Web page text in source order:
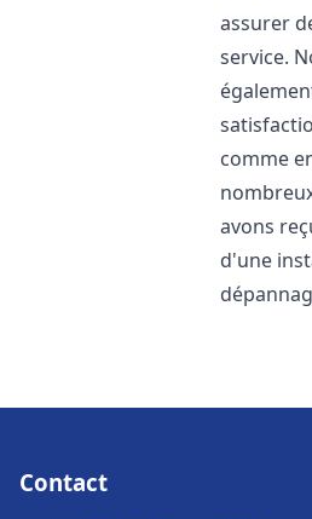
assurer
service.
comme
avons
d'une
Contact